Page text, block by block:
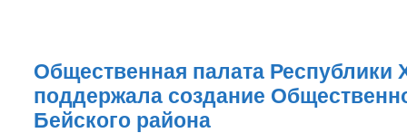
Общественная палата Республики
поддержала создание
Бейского района